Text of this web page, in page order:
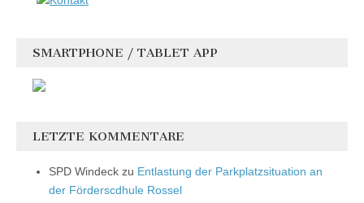
SMARTPHONE / TABLET APP
LETZTE KOMMENTARE
SPD Windeck zu Entlastung der Parkplatzsituation an
der Förderscdhule Rossel